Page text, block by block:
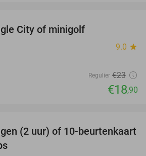
City of minigolf
9.0 star
Regulier €23
€18,90
36%
(2 uur) of 10-beurtenkaart